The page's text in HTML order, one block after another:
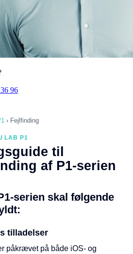
96
› Fejlfinding
LAB P1
til
af P1-serien
serien skal følgende
tilladelser
påkrævet på både iOS- og